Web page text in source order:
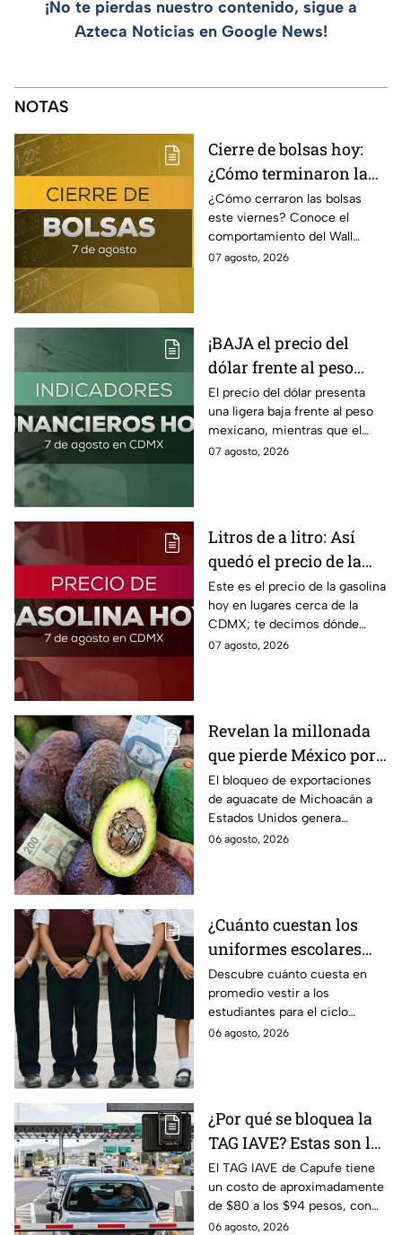
¡No te pierdas nuestro contenido, sigue a
Azteca Noticias en Google News!
NOTAS
Cierre de bolsas hoy:
¿Cómo terminaron la
BMV y el Wall Street
hoy 7 de agosto
¿Cómo cerraron las bolsas
este viernes? Conoce el
comportamiento del Wall
Street y de la BMV, así como el
07 agosto, 2026
¡BAJA el precio del
dólar frente al peso
hoy! Así quedó este
viernes 7 de agosto
2026
El precio del dólar presenta
una ligera baja frente al peso
mexicano, mientras que el
petróleo también presenta una
07 agosto, 2026
Litros de a litro: Así
quedó el precio de la
gasolina HOY
Este es el precio de la gasolina
hoy en lugares cerca de la
CDMX; te decimos dónde
encontrarla más barata este
07 agosto, 2026
Revelan la millonada
que pierde México por
el bloqueo de Estados
Unidos al aguate de
Michoacán
El bloqueo de exportaciones
de aguacate de Michoacán a
Estados Unidos genera
pérdidas millonarias.
06 agosto, 2026
¿Cuánto cuestan los
uniformes escolares
para el regreso a clases
2026, según su grado?
Descubre cuánto cuesta en
promedio vestir a los
estudiantes para el ciclo
escolar 2026-2027 y consejos
06 agosto, 2026
¿Por qué se bloquea la
TAG IAVE? Estas son las
razones por las que no
pasa en la caseta
El TAG IAVE de Capufe tiene
un costo de aproximadamente
de $80 a los $94 pesos, con
IVA incluido; te compartimos
06 agosto, 2026